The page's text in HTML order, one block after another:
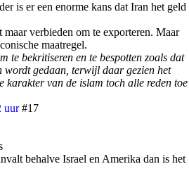
is er een enorme kans dat Iran het geld
verbieden om te exporteren. Maar
maatregel.
te bekritiseren en te bespotten zoals dat
wordt gedaan, terwijl daar gezien het
karakter van de islam toch alle reden toe
uur #17
behalve Israel en Amerika dan is het